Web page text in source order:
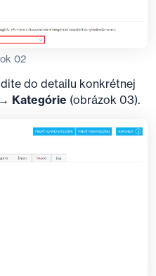
02
do detailu konkrétnej
Kategórie (obrázok 03).